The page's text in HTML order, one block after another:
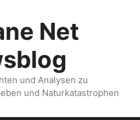
Net
und Analysen zu
und Naturkatastrophen